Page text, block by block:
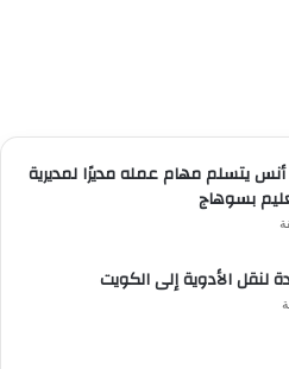
يتسلم مهام عمله مديرًا لمديرية
بسوهاج
لنقل الأدوية إلى الكويت